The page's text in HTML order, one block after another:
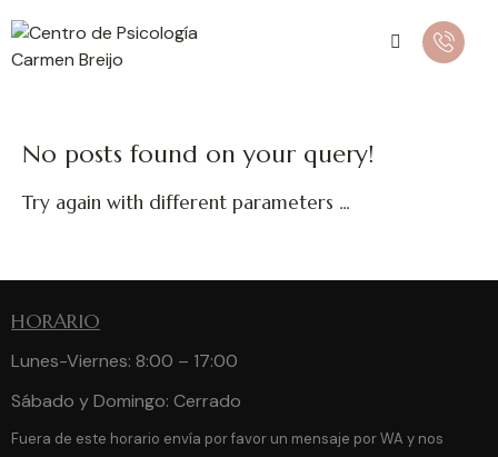
No posts found on your query!
Try again with different parameters ...
HORARIO
Lunes-Viernes: 8:00 – 17:00
Sábado y Domingo: Cerrado
Fuera de este horario envía por favor un mensaje por WA y nos